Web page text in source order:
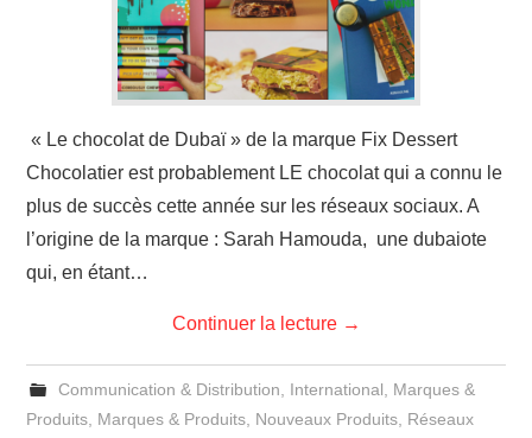
« Le chocolat de Dubaï » de la marque Fix Dessert
Chocolatier est probablement LE chocolat qui a connu le
plus de succès cette année sur les réseaux sociaux. A
l’origine de la marque : Sarah Hamouda, une dubaiote
qui, en étant…
Continuer la lecture →
Communication & Distribution International
Marques &
Produits Marques & Produits Nouveaux Produits Réseaux